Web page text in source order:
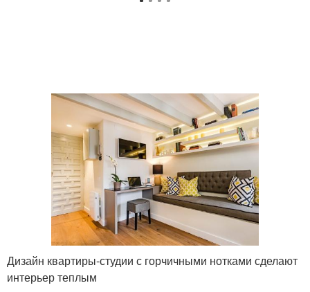
Дизайн квартиры-студии с горчичными нотками сделают
интерьер теплым